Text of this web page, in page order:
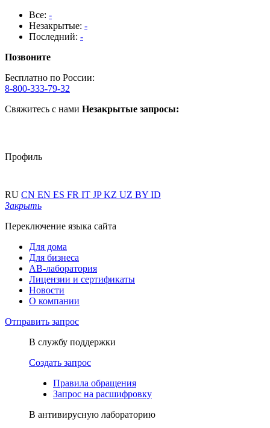
Все: -
Незакрытые: -
Последний: -
Позвоните
Бесплатно по России:
8-800-333-79-32
Свяжитесь с нами Незакрытые запросы:
Профиль
RU CN EN ES FR IT JPKZ UZ BY ID
Закрыть
Переключение языка сайта
Для дома
Для бизнеса
АВ-лаборатория
Лицензии и сертификаты
Новости
О компании
Отправить запрос
В службу поддержки
Создать запрос
Правила обращения
Запрос на расшифровку
В антивирусную лабораторию